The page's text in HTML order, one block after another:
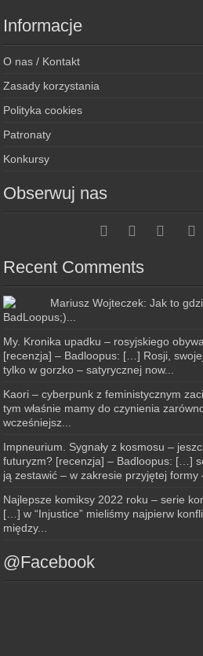
Informacje
O nas / Kontakt
Zasady korzystania
Polityka cookies
Patronaty
Konkursy
Obserwuj nas
Recent Comments
Mariusz Wojteczek: Jak to
BadLoopus;)...
My. Kronika upadku – rosyjskiego
[recenzja] – Badloopus: […] Rosji,
tylko w gorzko – satyrycznej now...
Kaori – cyberpunk z feministycznym
tym właśnie mamy do czynienia
wcześniejsz...
Impneurium. Sygnały z kosmosu –
futuryzm? [recenzja] – Badloopus: […]
ją zestawić – w zakresie przyjętej formy
Najlepsze komiksy 2022 roku – serie
[…] w “Injustice” mieliśmy najpierw
między...
@Facebook